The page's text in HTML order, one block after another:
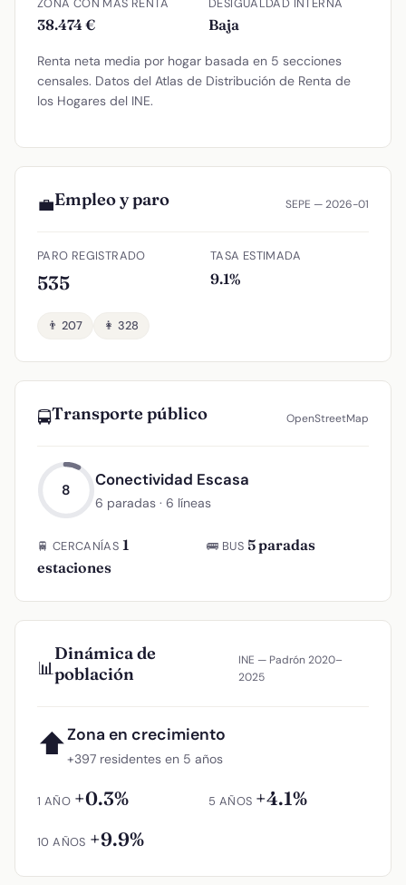
ZONA CON MÁS RENTA
38.474 €
DESIGUALDAD INTERNA
Baja
Renta neta media por hogar basada en 5 secciones
censales. Datos del Atlas de Distribución de Renta de
los Hogares del INE.
💼Empleo y paro SEPE — 2026-01
PARO REGISTRADO
535
TASA ESTIMADA
9.1%
👨 207 👩 328
🚍Transporte público OpenStreetMap
8
Conectividad Escasa
6 paradas · 6 líneas
🚆 CERCANÍAS 1
estaciones
🚌 BUS 5 paradas
📊
Dinámica de
población
INE — Padrón 2020–
2025
⬆Zona en crecimiento
+397 residentes en 5 años
1 AÑO +0.3% 5 AÑOS +4.1%
10 AÑOS +9.9%